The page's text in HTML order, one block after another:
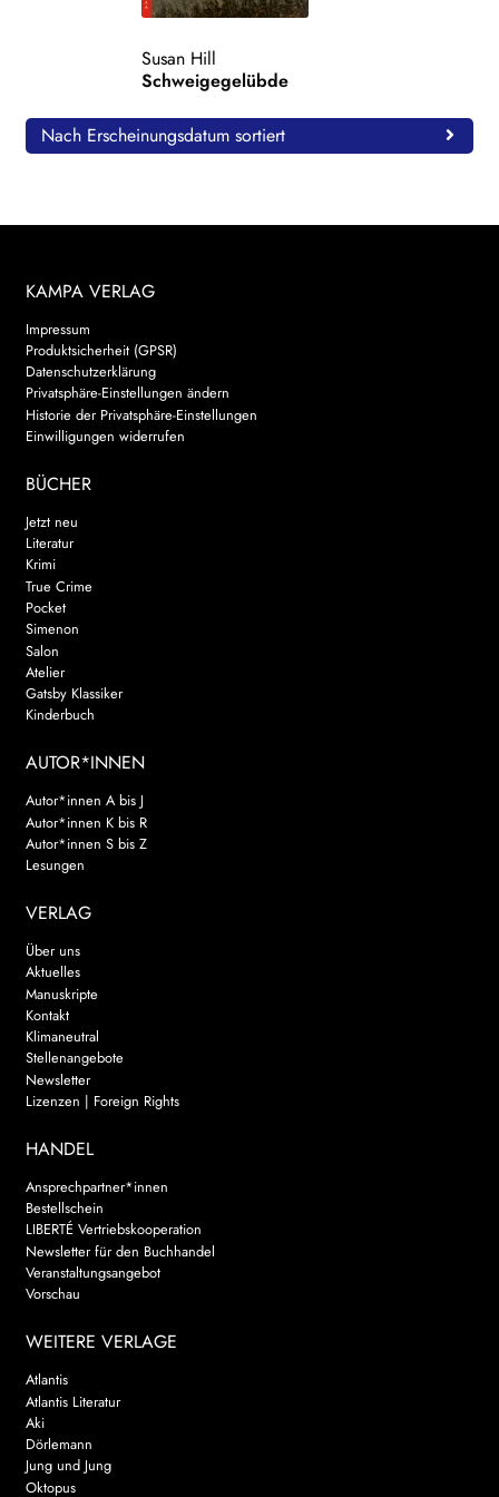
Search:
Susan Hill
Schweigegelübde
Nach Erscheinungsdatum sortiert
KAMPA VERLAG
Impressum
Produktsicherheit (GPSR)
Datenschutzerklärung
Privatsphäre-Einstellungen ändern
Historie der Privatsphäre-Einstellungen
Einwilligungen widerrufen
BÜCHER
Jetzt neu
Literatur
Krimi
True Crime
Pocket
Simenon
Salon
Atelier
Gatsby Klassiker
Kinderbuch
AUTOR*INNEN
Autor*innen A bis J
Autor*innen K bis R
Autor*innen S bis Z
Lesungen
VERLAG
Über uns
Aktuelles
Manuskripte
Kontakt
Klimaneutral
Stellenangebote
Newsletter
Lizenzen | Foreign Rights
HANDEL
Ansprechpartner*innen
Bestellschein
LIBERTÉ Vertriebskooperation
Newsletter für den Buchhandel
Veranstaltungsangebot
Vorschau
WEITERE VERLAGE
Atlantis
Atlantis Literatur
Aki
Dörlemann
Jung und Jung
Oktopus